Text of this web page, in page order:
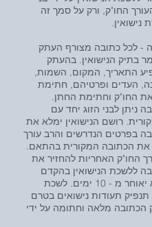
החו"ק, ורק על סמך זה
נישואין.
- לכל כתובה מצורף העתק
בתיק הנישואין. בהעתק
התאריך, המקום, השמות,
העדים ופרטיהם, חתימת
החו"ק וחתימת החתן.
ניתן לבני הזוג יחד עם
רושם הנישואין ימלא את
בפרטים הנדרשים והרב עורך
את הכתובה המקורית בהתאם.
החו"ק האחריות להחזיר את
ללשכת הנישואין בהקדם
האפשרי ולא יאוחר מ - 10 ימים. לשכת
תנפיק תעודות נישואים בטרם
הכתובה מלאה וחתומה על ידי